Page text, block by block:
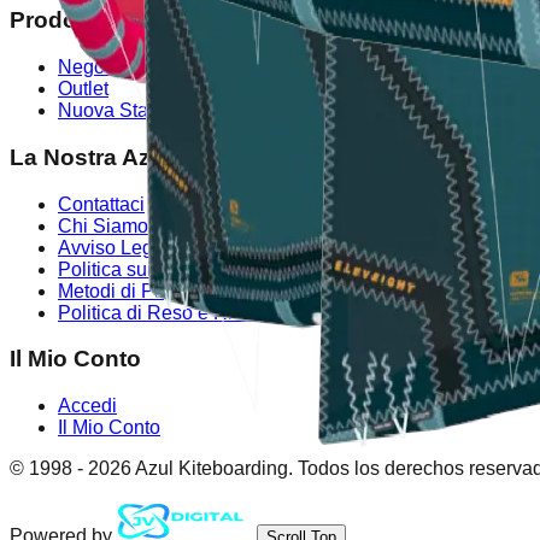
Prodotti
Negozio
Outlet
Nuova Stagione
La Nostra Azienda
Contattaci
Chi Siamo
Avviso Legale
Politica sui Cookie
Metodi di Pagamento
Politica di Reso e Rimborso
Il Mio Conto
Accedi
Il Mio Conto
© 1998 - 2026Azul Kiteboarding. Todos los derechos
Powered by